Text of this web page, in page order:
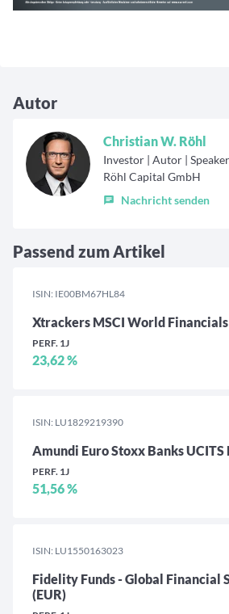
Autor
Christian W. Röhl
Investor | Autor | Speaker
Röhl Capital GmbH
Nachricht senden
Passend zum Artikel
ISIN: IE00BM67HL84
Xtrackers MSCI World Financials
PERF. 1J
23,62 %
ISIN: LU1829219390
Amundi Euro Stoxx Banks UCITS
PERF. 1J
51,56 %
ISIN: LU1550163023
Fidelity Funds - Global Financial
(EUR)